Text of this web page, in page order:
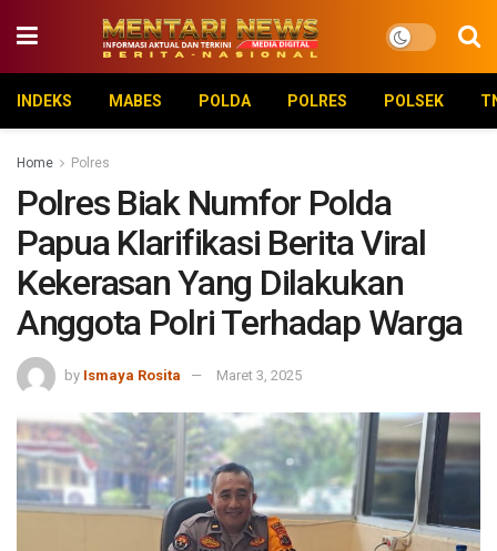
INDEKS MABES POLDA POLRES POLSEK
Home Polres
Polres Biak Numfor Polda
Papua Klarifikasi Berita Viral
Kekerasan Yang Dilakukan
Anggota Polri Terhadap Warga
by Ismaya Rosita Maret 3, 2025